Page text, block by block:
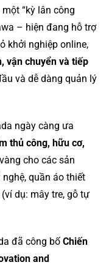
“kỳ lân công
– hiện đang hỗ trợ
khởi nghiệp online,
vận chuyển và tiếp
và dễ dàng quản lý
ngày càng ưa
thủ công, hữu cơ,
cho các sản
quần áo thiết
dụ: mây tre, gỗ tự
đã công bốChiến
and